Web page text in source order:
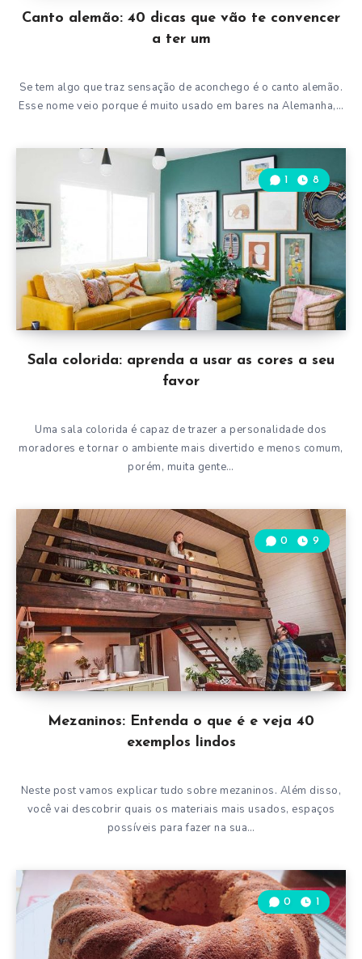
Canto alemão: 40 dicas que vão te convencer
a ter um
Se tem algo que traz sensação de aconchego é o canto alemão.
Esse nome veio porque é muito usado em bares na Alemanha,…
Sala colorida: aprenda a usar as cores a seu
favor
1 8
Uma sala colorida é capaz de trazer a personalidade dos
moradores e tornar o ambiente mais divertido e menos comum,
porém, muita gente…
Mezaninos: Entenda o que é e veja 40
exemplos lindos
0 9
Neste post vamos explicar tudo sobre mezaninos. Além disso,
você vai descobrir quais os materiais mais usados, espaços
possíveis para fazer na sua…
0 1